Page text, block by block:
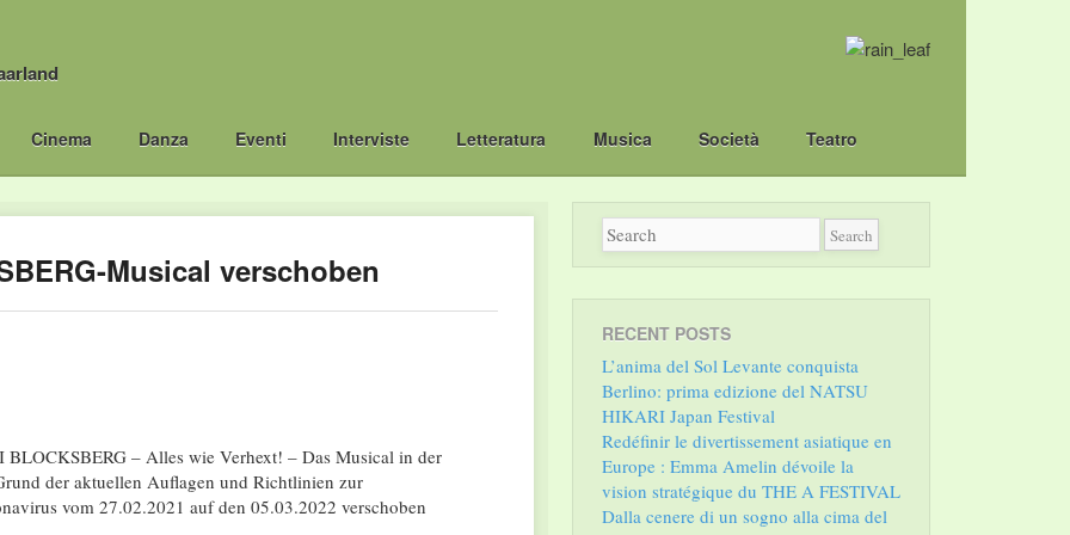
Cinema Danza Eventi Interviste Letteratura Musica Società Teatro
Musical verschoben
BLOCKSBERG – Alles wie Verhext! – Das Musical in der
der aktuellen Auflagen und Richtlinien zur
vom 27.02.2021 auf den 05.03.2022 verschoben
RECENT POSTS
L’anima del Sol Levante conquista
Berlino: prima edizione del NATSU
HIKARI Japan Festival
Redéfinir le divertissement asiatique en
Europe : Emma Amelin dévoile la
vision stratégique du THE A FESTIVAL
Dalla cenere di un sogno alla cima del